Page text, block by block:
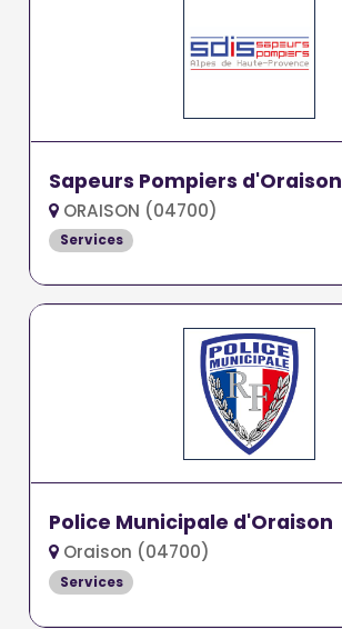
Sapeurs Pompiers d'Oraison
ORAISON (04700)
Services
Police Municipale d'Oraison
Oraison (04700)
Services